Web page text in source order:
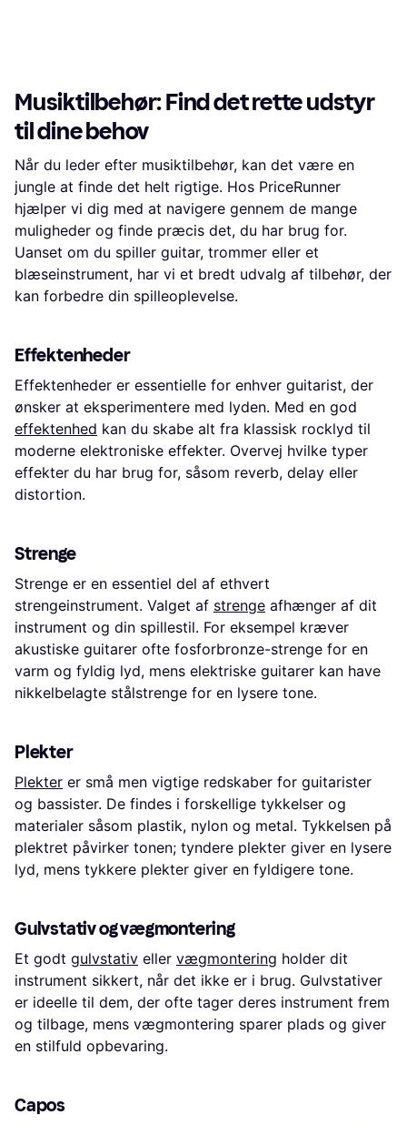
Musiktilbehør: Find det rette udstyr
til dine behov
Når du leder efter musiktilbehør, kan det være en
jungle at finde det helt rigtige. Hos PriceRunner
hjælper vi dig med at navigere gennem de mange
muligheder og finde præcis det, du har brug for.
Uanset om du spiller guitar, trommer eller et
blæseinstrument, har vi et bredt udvalg af tilbehør, der
kan forbedre din spilleoplevelse.
Effektenheder
Effektenheder er essentielle for enhver guitarist, der
ønsker at eksperimentere med lyden. Med en god
effektenhed kan du skabe alt fra klassisk rocklyd til
moderne elektroniske effekter. Overvej hvilke typer
effekter du har brug for, såsom reverb, delay eller
distortion.
Strenge
Strenge er en essentiel del af ethvert
strengeinstrument. Valget af strenge afhænger af dit
instrument og din spillestil. For eksempel kræver
akustiske guitarer ofte fosforbronze-strenge for en
varm og fyldig lyd, mens elektriske guitarer kan have
nikkelbelagte stålstrenge for en lysere tone.
Plekter
Plekter er små men vigtige redskaber for guitarister
og bassister. De findes i forskellige tykkelser og
materialer såsom plastik, nylon og metal. Tykkelsen på
plektret påvirker tonen; tyndere plekter giver en lysere
lyd, mens tykkere plekter giver en fyldigere tone.
Gulvstativ og vægmontering
Et godt gulvstativ eller vægmontering holder dit
instrument sikkert, når det ikke er i brug. Gulvstativer
er ideelle til dem, der ofte tager deres instrument frem
og tilbage, mens vægmontering sparer plads og giver
en stilfuld opbevaring.
Capos